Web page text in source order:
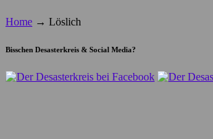
Home → Löslich
Bisschen Desasterkreis & Social Media?